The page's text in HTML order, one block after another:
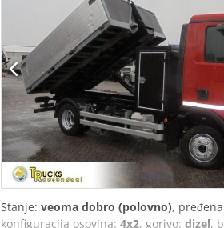
Stanje: veoma dobro (polovno),
konfiguracija osovina: 4x2, gorivo: dizel,